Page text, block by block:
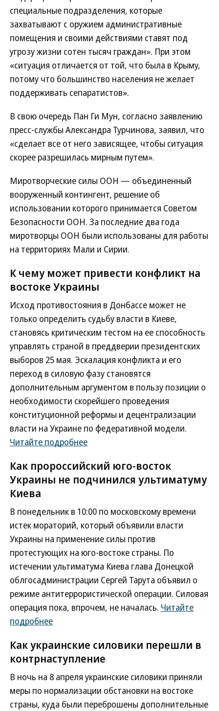
специальные подразделения, которые
захватывают с оружием административные
помещения и своими действиями ставят под
угрозу жизни сотен тысяч граждан». При этом
«ситуация отличается от той, что была в Крыму,
потому что большинство населения не желает
поддерживать сепаратистов».
В свою очередь Пан Ги Мун, согласно заявлению
пресс-службы Александра Турчинова, заявил, что
«сделает все от него зависящее, чтобы ситуация
скорее разрешилась мирным путем».
Миротворческие силы ООН — объединенный
вооруженный контингент, решение об
использовании которого принимается Советом
Безопасности ООН. За последние два года
миротворцы ООН были использованы для работы
на территориях Мали и Сирии.
К чему может привести конфликт на
востоке Украины
Исход противостояния в Донбассе может не
только определить судьбу власти в Киеве,
становясь критическим тестом на ее способность
управлять страной в преддверии президентских
выборов 25 мая. Эскалация конфликта и его
переход в силовую фазу становятся
дополнительным аргументом в пользу позиции о
необходимости скорейшего проведения
конституционной реформы и децентрализации
власти на Украине по федеративной модели.
Читайте подробнее
Как пророссийский юго-восток
Украины не подчинился ультиматуму
Киева
В понедельник в 10:00 по московскому времени
истек мораторий, который объявили власти
Украины на применение силы против
протестующих на юго-востоке страны. По
истечении ультиматума Киева глава Донецкой
облгосадминистрации Сергей Тарута объявил о
режиме антитеррористической операции. Силовая
операция пока, впрочем, не началась. Читайте
подробнее
Как украинские силовики перешли в
контрнаступление
В ночь на 8 апреля украинские силовики приняли
меры по нормализации обстановки на востоке
страны, куда были переброшены дополнительные